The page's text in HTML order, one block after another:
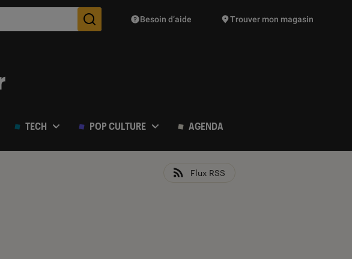
Des suggestions de produits vont vous être proposées
Besoin d’aide Trouver mon magasin
TECH POP CULTURE AGENDA
Flux RSS